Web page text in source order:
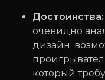
Достоинства:
очевидно
дизайн;
который